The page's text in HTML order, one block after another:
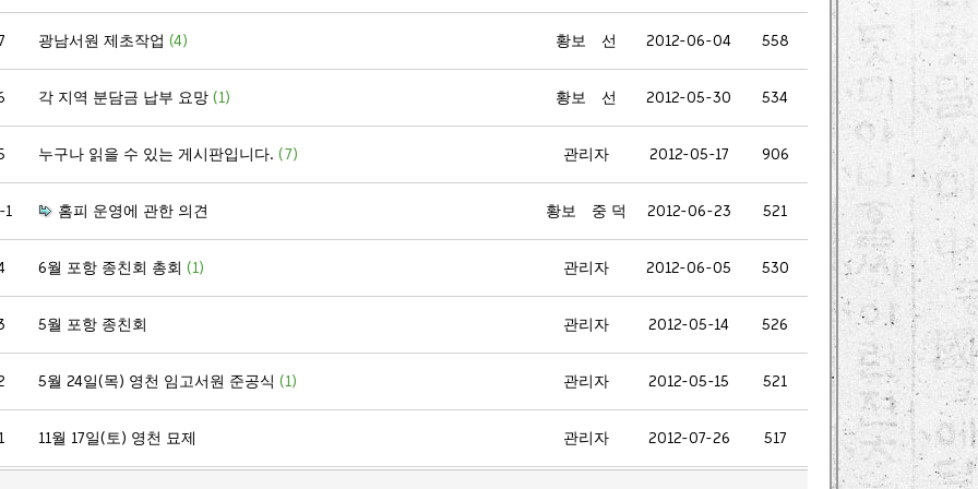
광남서원 제초작업 (4) 황보 선 2012-06-04 558
각 지역 분담금 납부 요망 (1) 황보 선 2012-05-30 534
누구나 읽을 수 있는 게시판입니다. (7) 관리자 2012-05-17 906
1 홈피 운영에 관한 의견 황보 중 덕 2012-06-23 521
6월 포항 종친회 총회 (1) 관리자 2012-06-05 530
5월 포항 종친회 관리자 2012-05-14 526
5월 24일(목) 영천 임고서원 준공식 (1) 관리자 2012-05-15 521
11월 17일(토) 영천 묘제 관리자 2012-07-26 517